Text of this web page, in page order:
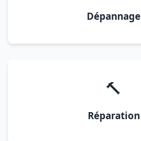
Dépannage
🔨
Réparation